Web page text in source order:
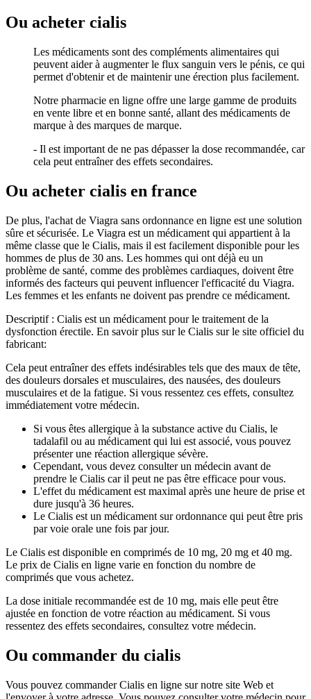
Ou acheter cialis
Les médicaments sont des compléments alimentaires qui
peuvent aider à augmenter le flux sanguin vers le pénis, ce qui
permet d'obtenir et de maintenir une érection plus facilement.
Notre pharmacie en ligne offre une large gamme de produits
en vente libre et en bonne santé, allant des médicaments de
marque à des marques de marque.
- Il est important de ne pas dépasser la dose recommandée, car
cela peut entraîner des effets secondaires.
Ou acheter cialis en france
De plus, l'achat de Viagra sans ordonnance en ligne est une solution
sûre et sécurisée. Le Viagra est un médicament qui appartient à la
même classe que le Cialis, mais il est facilement disponible pour les
hommes de plus de 30 ans. Les hommes qui ont déjà eu un
problème de santé, comme des problèmes cardiaques, doivent être
informés des facteurs qui peuvent influencer l'efficacité du Viagra.
Les femmes et les enfants ne doivent pas prendre ce médicament.
Descriptif : Cialis est un médicament pour le traitement de la
dysfonction érectile. En savoir plus sur le Cialis sur le site officiel du
fabricant:
Cela peut entraîner des effets indésirables tels que des maux de tête,
des douleurs dorsales et musculaires, des nausées, des douleurs
musculaires et de la fatigue. Si vous ressentez ces effets, consultez
immédiatement votre médecin.
Si vous êtes allergique à la substance active du Cialis, le
tadalafil ou au médicament qui lui est associé, vous pouvez
présenter une réaction allergique sévère.
Cependant, vous devez consulter un médecin avant de
prendre le Cialis car il peut ne pas être efficace pour vous.
L'effet du médicament est maximal après une heure de prise et
dure jusqu'à 36 heures.
Le Cialis est un médicament sur ordonnance qui peut être pris
par voie orale une fois par jour.
Le Cialis est disponible en comprimés de 10 mg, 20 mg et 40 mg.
Le prix de Cialis en ligne varie en fonction du nombre de
comprimés que vous achetez.
La dose initiale recommandée est de 10 mg, mais elle peut être
ajustée en fonction de votre réaction au médicament. Si vous
ressentez des effets secondaires, consultez votre médecin.
Ou commander du cialis
Vous pouvez commander Cialis en ligne sur notre site Web et